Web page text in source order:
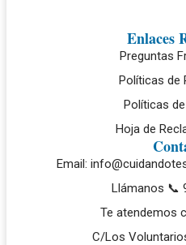
Enlaces
Preguntas
Políticas de
Políticas
Hoja de
Email:
Llámanos 📞
Te atendemos
C/Los